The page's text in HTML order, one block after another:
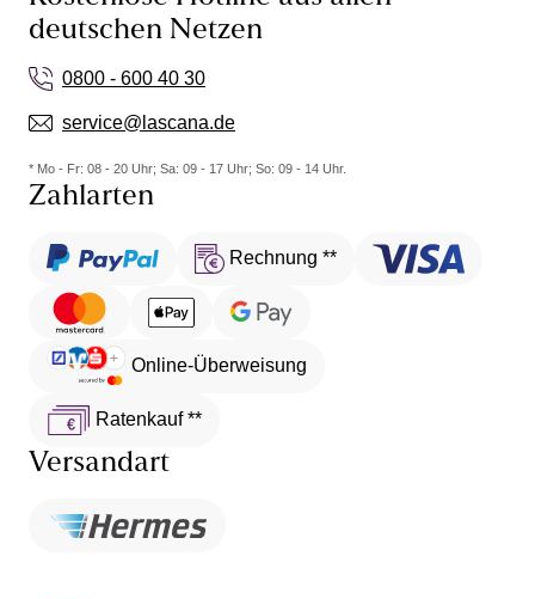
deutschen Netzen
0800 - 600 40 30
service@lascana.de
* Mo - Fr: 08 - 20 Uhr; Sa: 09 - 17 Uhr; So: 09 - 14 Uhr.
Zahlarten
Rechnung **
Online-Überweisung
Ratenkauf **
Versandart